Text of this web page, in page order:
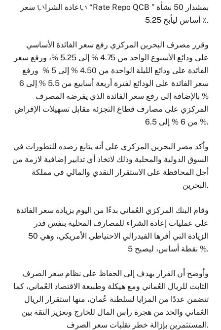
سعر いعادة الشراい “Rate Repo QCB ” بمشدار 50 نشأة
أساس ليأبح 5.25 ٪.
وقرر مصرف البحرين المركزي رفع سعر الفائدة الأساسي
على ودائع الأسبوع الواحد من 4.75 % إلى 5.25 %، ورفع سعر
الفائدة على ودائع الليلة الواحدة من 4.50 % إلى 5 % ورفع
سعر الفائدة على الودائع لفترة أربعة أسابيع من 5.5 % إلى 6
% بالإضافة إلى رفع سعر الفائدة الذي يفرضه المصرف
المركزي على مصارف قطاع التجزئة مقابل تسهيلات الإقراض
من 6 % إلى 6.5 %.
وأكد مصر البحرين المركزي علي أنه يتابع رصده للتطورات في
السوق الدولية والمحلية وذلك لاتخاذ أي تدابير إضافية لازمة من
أجل المحافظة على الاستقرار النقدي والمالي في مملكة
البحرين.
وقام البنك المركزي العُماني بدءًا من اليوم بزيادة سعر الفائدة
على عمليات إعادة الشراء للمصارف المحلية بنفس قدر
الزيادة التي أقرها الفيدرالي الاحتياطي الأمريكي، وهي 50
نقطة أساس، ليصبح 5 %.
وأوضح أن القرار يهدف إلى الحفاظ على نظام سعر الصرف
الثابت للريال العُماني ومع هيكلة وطبيعة الاقتصاد العُماني، كما
تتضمن عددًا من المزايا لسلطنة عُمان، منها استقرار الريال
العُماني والحد من هجرة رأس المال للخارج وتعزيز الثقة بين
المستثمرين بإزالة خطر تقلبات سعر الصرف.